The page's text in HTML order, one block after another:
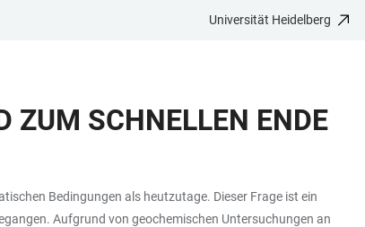
Universität Heidelberg
ZUM SCHNELLEN ENDE
Bedingungen als heutzutage. Dieser Frage ist ein
Aufgrund von geochemischen Untersuchungen an